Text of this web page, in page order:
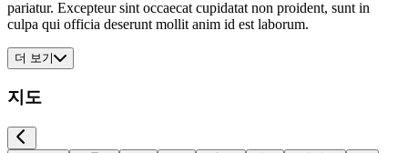
pariatur. Excepteur sint occaecat cupidatat non proident, sunt in
culpa qui officia deserunt mollit anim id est laborum.
더 보기
지도